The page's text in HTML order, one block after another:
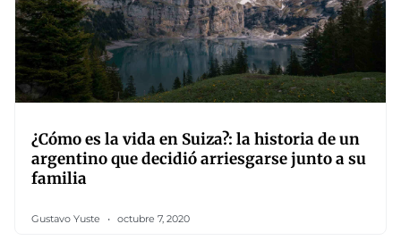
¿Cómo es la vida en Suiza?: la historia de un
argentino que decidió arriesgarse junto a su
familia
Gustavo Yuste octubre 7, 2020